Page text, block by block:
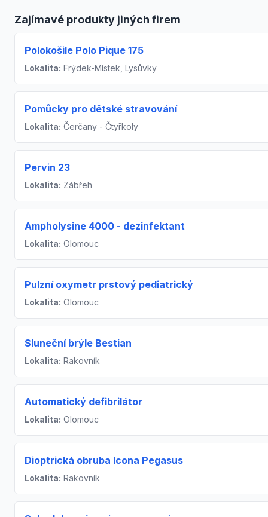
Zajímavé produkty jiných firem
Polokošile Polo Pique 175
Lokalita: Frýdek-Místek, Lysůvky
Pomůcky pro dětské stravování
Lokalita: Čerčany - Čtyřkoly
Pervin 23
Lokalita: Zábřeh
Ampholysine 4000 - dezinfektant
Lokalita: Olomouc
Pulzní oxymetr prstový pediatrický
Lokalita: Olomouc
Sluneční brýle Bestian
Lokalita: Rakovník
Automatický defibrilátor
Lokalita: Olomouc
Dioptrická obruba Icona Pegasus
Lokalita: Rakovník